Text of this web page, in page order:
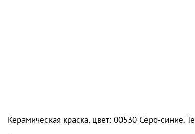
Керамическая краска, цвет: 00530 Серо-синие.